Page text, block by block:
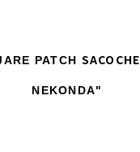
PATCH SACOCHE
NEKONDA"